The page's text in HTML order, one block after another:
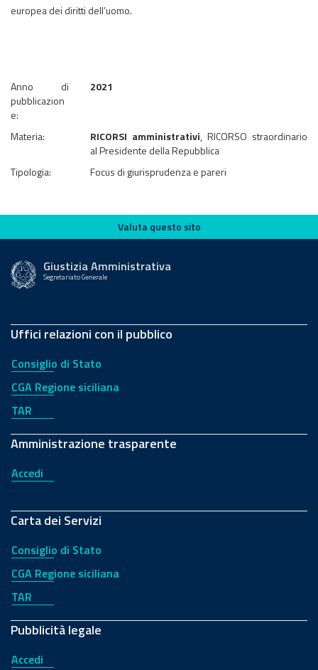
europea dei diritti dell’uomo.
Anno di
pubblicazion
e:
2021
Materia: RICORSI amministrativi, RICORSO straordinario
al Presidente della Repubblica
Tipologia:
Focus di giurisprudenza e pareri
Valuta questo sito
Valuta questo sito
Giustizia Amministrativa
Segretariato Generale
Uffici relazioni con il pubblico
Consiglio di Stato
CGA Regione siciliana
TAR
Amministrazione trasparente
Accedi
Carta dei Servizi
Consiglio di Stato
CGA Regione siciliana
TAR
Pubblicità legale
Accedi